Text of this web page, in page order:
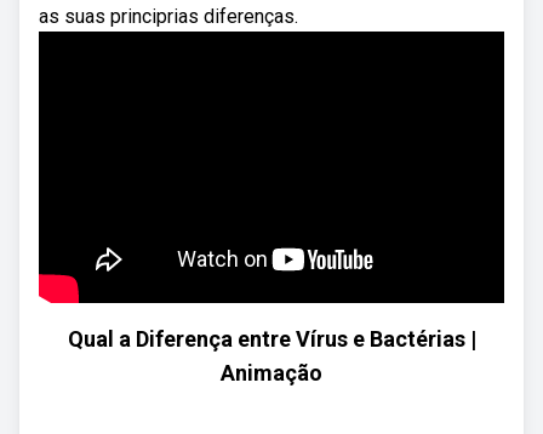
as suas principrias diferenças.
Qual a Diferença entre Vírus e Bactérias |
Animação